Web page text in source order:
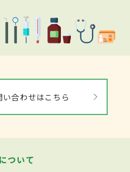
合わせはこちら
ついて